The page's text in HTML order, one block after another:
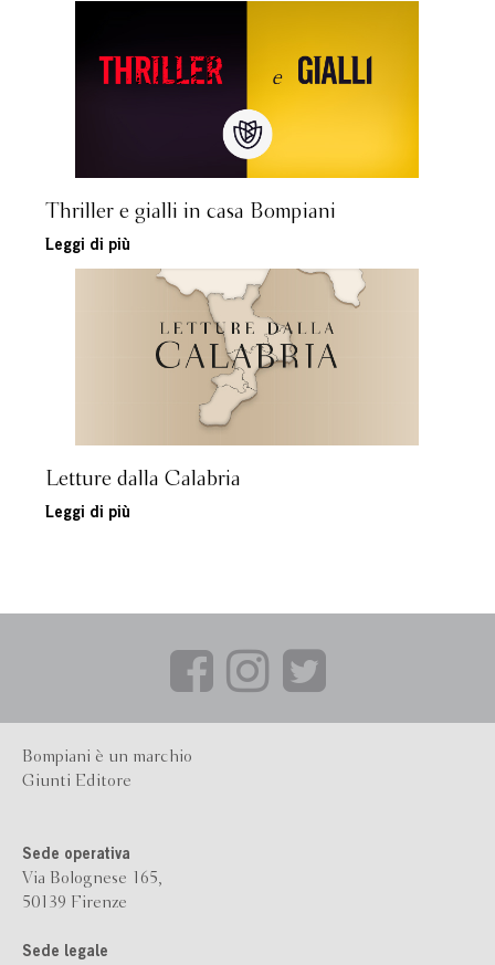
Thriller e gialli in casa Bompiani
Leggi di più
Letture dalla Calabria
Leggi di più
Bompiani è un marchio
Giunti Editore
Sede operativa
Via Bolognese 165,
50139 Firenze
Sede legale